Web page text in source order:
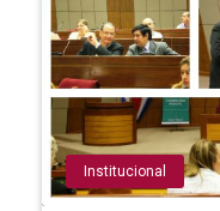
Institucional